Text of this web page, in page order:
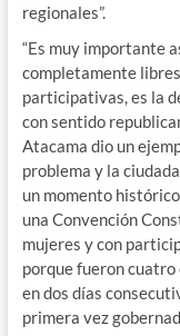
regionales”.
“Es muy importante
completamente
participativas, es la
con sentido
Atacama dio un
problema y la
un momento
una Convención
mujeres y con
porque fueron
en dos días
primera vez